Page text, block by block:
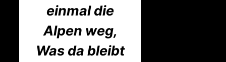
einmal die
Alpen weg,
Was da bleibt